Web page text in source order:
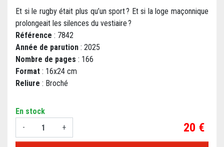
Et si le rugby était plus qu’un sport ? Et si la loge maçonnique
prolongeait les silences du vestiaire ?
Référence : 7842
Année de parution : 2025
Nombre de pages : 166
Format : 16x24 cm
Reliure : Broché
En stock
-
+ Prix
20 €